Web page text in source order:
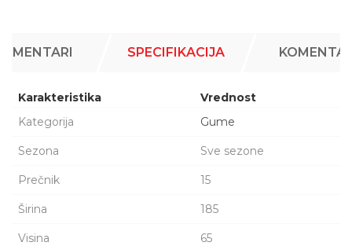
SPECIFIKACIJA
Karakteristika
Vrednost
Kategorija
Gume
Sezona Sve sezone
Prečnik 15
Širina 185
Visina 65